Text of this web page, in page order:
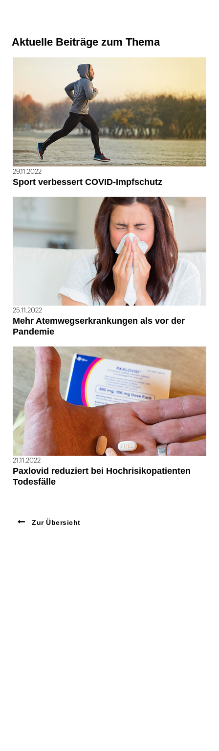
Aktuelle Beiträge zum Thema
29.11.2022
Sport verbessert COVID-Impfschutz
25.11.2022
Mehr Atemwegserkrankungen als vor der
Pandemie
21.11.2022
Paxlovid reduziert bei Hochrisikopatienten
Todesfälle
Zur Übersicht